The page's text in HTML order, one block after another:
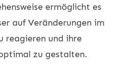
ermöglicht es
auf Veränderungen im
reagieren und ihre
zu gestalten.